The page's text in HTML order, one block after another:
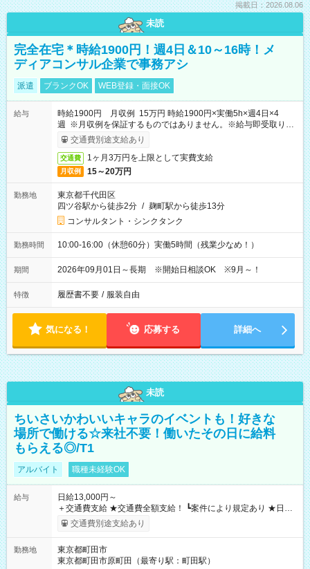
掲載日：2026.08.06
未読
完全在宅＊時給1900円！週4日＆10～16時！メ
ディアコンサル企業で事務アシ
派遣 ブランクOK WEB登録・面接OK
給与
時給1900円 月収例 15万円 時給1900円×実働5h×週4日×4
週 ※月収例を保証するものではありません。※給与即受取りサ
ービス利用可（利用条件有）
交通費別途支給あり
交通費 1ヶ月3万円を上限として実費支給
月収例 15～20万円
勤務地
東京都千代田区
四ツ谷駅から徒歩2分 / 麹町駅から徒歩13分
コンサルタント・シンクタンク
勤務時間 10:00-16:00（休憩60分）実働5時間（残業少なめ！）
期間 2026年09月01日～長期 ※開始日相談OK ※9月～！
特徴 履歴書不要 / 服装自由
気になる！ 応募する 詳細へ
未読
ちいさいかわいいキャラのイベントも！好きな
場所で働ける☆来社不要！働いたその日に給料
もらえる◎/T1
アルバイト 職種未経験OK
給与
日給13,000円～
＋交通費支給 ★交通費全額支給！ ┗案件により規定あり ★日払
いOK！（規定あり） ┗働いたその日に現金GET♪ お仕事後はコ
ンビニATMから 日払い分を引き落とせます！ 【試用期間】試
交通費別途支給あり
勤務地
東京都町田市
東京都町田市原町田（最寄り駅：町田駅）